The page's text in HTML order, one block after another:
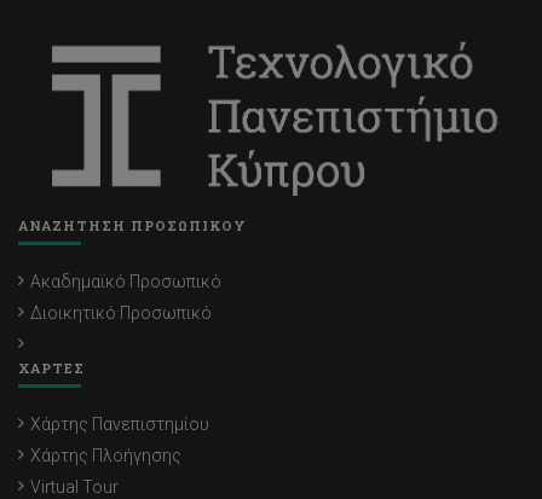
ΑΝΑΖΗΤΗΣΗ ΠΡΟΣΩΠΙΚΟΥ
Ακαδημαϊκό Προσωπικό
Διοικητικό Προσωπικό
ΧΑΡΤΕΣ
Χάρτης Πανεπιστημίου
Χάρτης Πλοήγησης
Virtual Tour